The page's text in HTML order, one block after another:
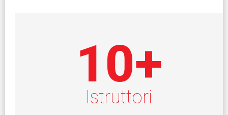
Istruttori
10+